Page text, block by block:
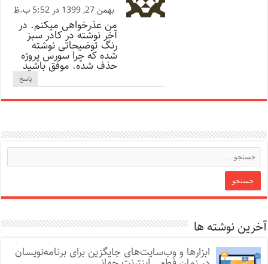
بهمن 27, 1399 در 5:52 ب.ظ
من عذرخواهی میکنم. در
آخر نوشته در کادر سبز
رنگ توضیحاتی نوشته
شده که چرا سورس پروژه
حذف شده. موفق باشید
پاسخ
آخرین نوشته ها
ابزارها و وب‌سایت‌های جایگزین برای برنامه‌نویسان